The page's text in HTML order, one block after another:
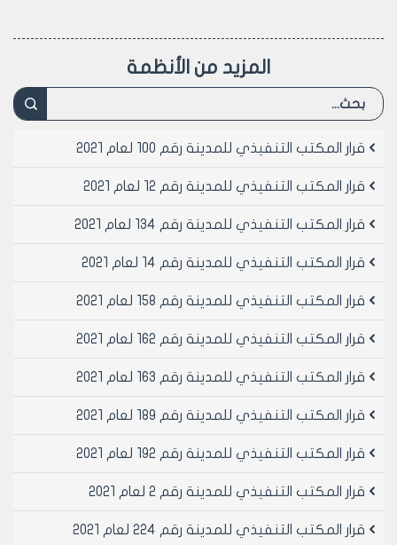
تم دراسه وضع العقار على ضوء الوثائق لدينا حيث تم ارسال
كروكي للبناء
بتاريخ 14/3/2001 افادنا مكتب الطبوغرافيا ان المساحه الحاليه
مساحه العقار-276م2- 498م2
ترخيص وبناء الجزء المشار اليه اعلاه فافادنا بحاشيتهم
المتبقي من المحضر 15118 انصاري
والشرفيه برقم اعمار 405 لربط بيان تسلسل الملكيه على
العقار 15118 انصاري الموجود لديهم في جداول التوزيع
والتجميل تم ربط بيان تجميل من شعبة التوزيع مؤرخ في
الت ملكيه العقار رقم قطعه 341 محضر15118 انصاري
265 المؤرخ في 19/5/1966 الى الساده حسن وفؤاد ولطفي
بيعت تمام القطعه الى السيدين خلف الكراش بن محمد و
المزيد من الأنظمة
قرار المكتب التنفيذي للمدينة رقم 100 لعام 2021
قرار المكتب التنفيذي للمدينة رقم 12 لعام 2021
قرار المكتب التنفيذي للمدينة رقم 134 لعام 2021
قرار المكتب التنفيذي للمدينة رقم 14 لعام 2021
قرار المكتب التنفيذي للمدينة رقم 158 لعام 2021
قرار المكتب التنفيذي للمدينة رقم 162 لعام 2021
قرار المكتب التنفيذي للمدينة رقم 163 لعام 2021
قرار المكتب التنفيذي للمدينة رقم 189 لعام 2021
قرار المكتب التنفيذي للمدينة رقم 192 لعام 2021
قرار المكتب التنفيذي للمدينة رقم 2 لعام 2021
قرار المكتب التنفيذي للمدينة رقم 224 لعام 2021